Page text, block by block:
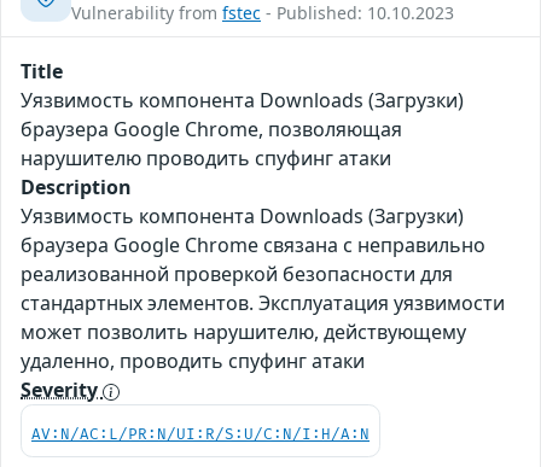
Vulnerability from fstec - Published: 10.10.2023
Title
Уязвимость компонента Downloads (Загрузки)
браузера Google Chrome, позволяющая
нарушителю проводить спуфинг атаки
Description
Уязвимость компонента Downloads (Загрузки)
браузера Google Chrome связана с неправильно
реализованной проверкой безопасности для
стандартных элементов. Эксплуатация уязвимости
может позволить нарушителю, действующему
удаленно, проводить спуфинг атаки
Severity
AV:N/AC:L/PR:N/UI:R/S:U/C:N/I:H/A:N